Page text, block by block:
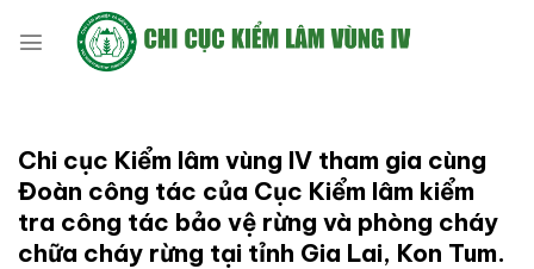
qua
Chi cục Kiểm lâm vùng IV tham gia cùng
Đoàn công tác của Cục Kiểm lâm kiểm
tra công tác bảo vệ rừng và phòng cháy
chữa cháy rừng tại tỉnh Gia Lai, Kon Tum.